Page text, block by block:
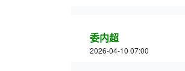
委内超
2026-04-10 07:00